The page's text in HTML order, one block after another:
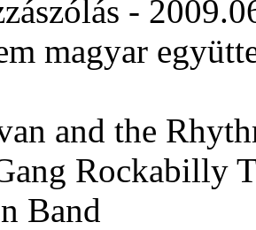
-
magyar
and the
Rockabilly
Band